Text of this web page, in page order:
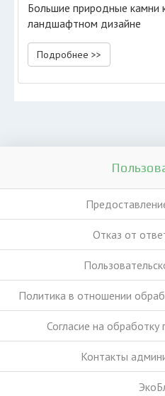
Большие природные камни
ландшафтном дизайне
Подробнее >>
Отказ от
Политика в отношении
Согласие на
Контакты